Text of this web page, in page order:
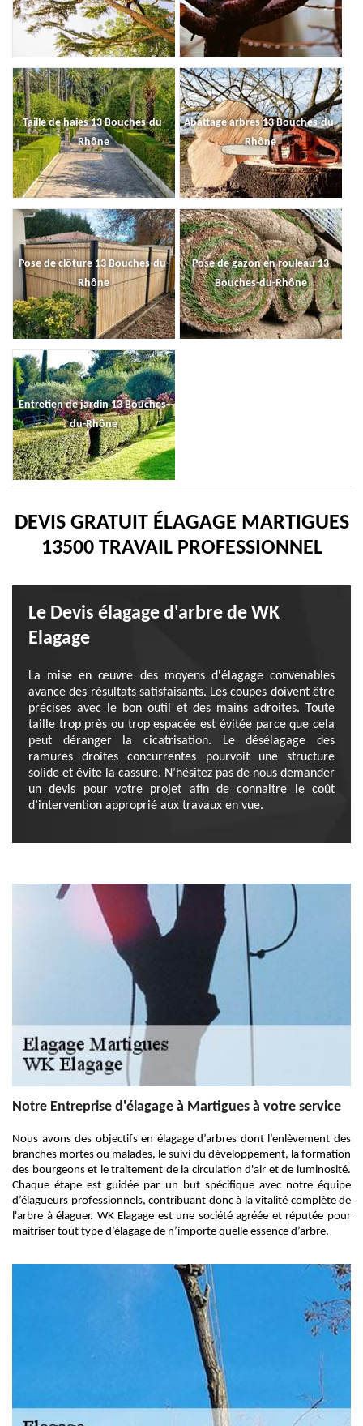
Taille de haies 13 Bouches-du-
Rhône
Abattage arbres 13 Bouches-du-
Rhône
Pose de clôture 13 Bouches-du-
Rhône
Pose de gazon en rouleau 13
Bouches-du-Rhône
Entretien de jardin 13 Bouches-
du-Rhône
DEVIS GRATUIT ÉLAGAGE MARTIGUES
13500 TRAVAIL PROFESSIONNEL
Le Devis élagage d'arbre de WK
Elagage
La mise en œuvre des moyens d'élagage convenables
avance des résultats satisfaisants. Les coupes doivent être
précises avec le bon outil et des mains adroites. Toute
taille trop près ou trop espacée est évitée parce que cela
peut déranger la cicatrisation. Le désélagage des
ramures droites concurrentes pourvoit une structure
solide et évite la cassure. N’hésitez pas de nous demander
un devis pour votre projet afin de connaitre le coût
d’intervention approprié aux travaux en vue.
Notre Entreprise d'élagage à Martigues à votre service
Nous avons des objectifs en élagage d’arbres dont l’enlèvement des
branches mortes ou malades, le suivi du développement, la formation
des bourgeons et le traitement de la circulation d'air et de luminosité.
Chaque étape est guidée par un but spécifique avec notre équipe
d’élagueurs professionnels, contribuant donc à la vitalité complète de
l'arbre à élaguer. WK Elagage est une société agréée et réputée pour
maitriser tout type d’élagage de n’importe quelle essence d’arbre.